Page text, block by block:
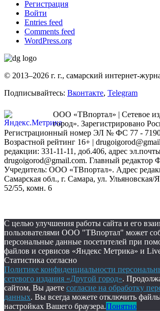
Регистрация
Войти
Entries feed
Comments feed
WordPress.org
© 2013–2026 г. г., самарский интернет-
Подписывайтесь: Вконтакте, Telegram
ООО «ТВпортал» | Сетевое
город». Зарегистрировано
Регистрационный номер ЭЛ № ФС 77 -
Возрастной рейтинг 16+ |
редакции: 331-11-11, доб.406, адрес
drugoigorod@gmail.com. Главный редактор
Учредитель: ООО «ТВпортал». Адрес
Самарская обл., г. Самара, ул. Ульяновская/
52/55, комн. 6
С целью улучшения работы сайта и его
пользователями ООО "ТВпортал" может
персональные данные посетителей при
файлов и сервисов «Яндекс Метрика» и
Статистика согласно
Политике конфиденциальности
сетевого издания «Другой город».
сайтом, Вы даете согласие на обработку
данных. Вы всегда можете отключить
настройках Вашего браузера.Понятно